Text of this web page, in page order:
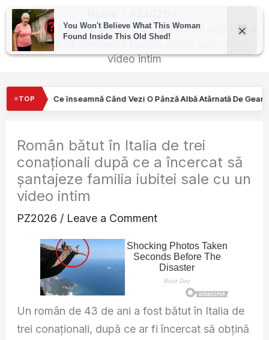
Skip
content
Român bătut în Italia de trei conaționali după ce a
încercat să șantajeze familia iubitei sale cu un
video intim
TOP
O Pânză Albă Atârnată De Geamul Unei Mașini. Semnalul…
Român bătut în Italia de trei
conaționali după ce a încercat să
șantajeze familia iubitei sale cu un
video intim
PZ2026 / Leave a Comment
Un român de 43 de ani a fost bătut în Italia de
trei conaționali, după ce ar fi încercat să obțină